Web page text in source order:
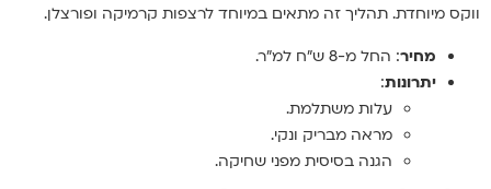
ווקס מיוחדת. תהליך זה מתאים במיוחד לרצפות קרמיקה ופורצלן.
מחיר: החל מ-8 ש"ח למ"ר.
יתרונות:
עלות משתלמת.
מראה מבריק ונקי.
הגנה בסיסית מפני שחיקה.